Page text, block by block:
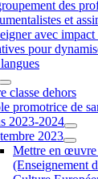
des
et
avec
pour
classe dehors
promotrice de
2023-2024
2023
Mettre en
(Enseignement